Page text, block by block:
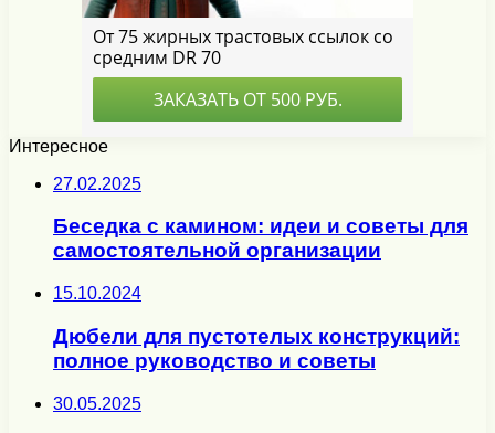
Интересное
27.02.2025
Беседка с камином: идеи и советы для
самостоятельной организации
15.10.2024
Дюбели для пустотелых конструкций:
полное руководство и советы
30.05.2025